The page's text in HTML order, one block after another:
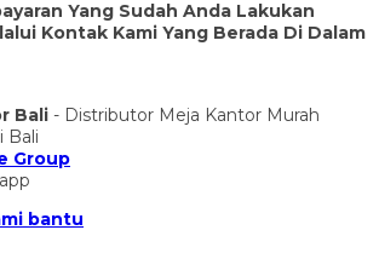
Yang Sudah Anda Lakukan
Kontak Kami Yang Berada Di Dalam
Bali - Distributor Meja Kantor Murah
Bali
Group
bantu